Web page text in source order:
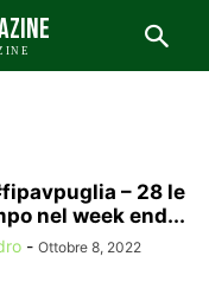
– 28 le
nel week end...
- Ottobre 8, 2022